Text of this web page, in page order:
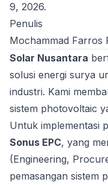
9, 2026.
Penulis
Mochammad Farros
Solar Nusantara
solusi energi surya
industri. Kami
sistem photovoltaic
Untuk implementasi
Sonus EPC, yang
(Engineering,
pemasangan sistem